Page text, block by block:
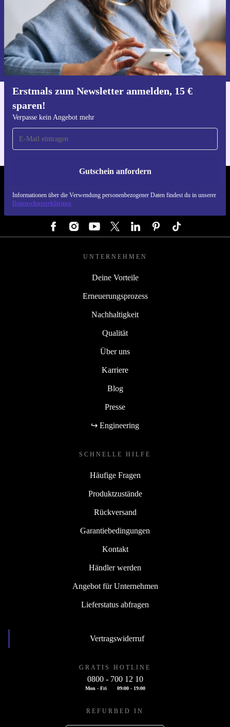
Erstmals zum Newsletter anmelden, 15 €
sparen!
Verpasse kein Angebot mehr
Gutschein anfordern
Informationen über die Verwendung personenbezogener Daten findest du in unserer
Datenschutzerklärung
Gutschein anfordern
Informationen über die Verwendung personenbezogener Daten findest
du in unsererDatenschutzerklärung.
Für iOS und Android
UNTERNEHMEN
Deine Vorteile
Erneuerungsprozess
Nachhaltigkeit
Qualität
Über uns
Karriere
Blog
Presse
↪ Engineering
SCHNELLE HILFE
Häufige Fragen
Produktzustände
Rückversand
Garantiebedingungen
Kontakt
Händler werden
Angebot für Unternehmen
Lieferstatus abfragen
Vertragswiderruf
GRATIS HOTLINE
0800 - 700 12 10
Mon - Fri 09:00 - 19:00
REFURBED IN